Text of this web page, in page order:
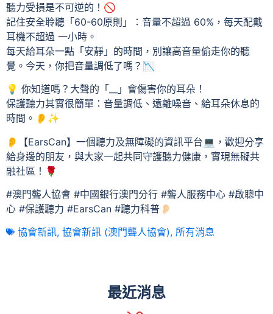
聽力受損是不可逆的！🚫
記住安全聆聽「60-60原則」：音量不超過 60%，每天配戴
耳機不超過 一小時。
每天給耳朵一點「安靜」的時間，別讓高音量偷走你的聽
覺。今天，你把音量調低了嗎？📉
💡 你知道嗎？大聲的「__」會傷害你的耳朵！
保護聽力其實很簡單：音量調低、遠離噪音、給耳朵休息的
時間。👂✨
👂【EarsCan】一個聽力及無障礙的資訊平台💻，歡迎分享
給身邊的朋友，與大家一起共同守護聽力健康，實現無礙共
融社區！🌹
#澳門聾人協會 #中國銀行澳門分行 #聾人服務中心 #啟聰中
心 #保護聽力 #EarsCan #聽力科普👂🏻
協會新訊, 協會新訊 (澳門聾人協會), 所有消息
最近消息